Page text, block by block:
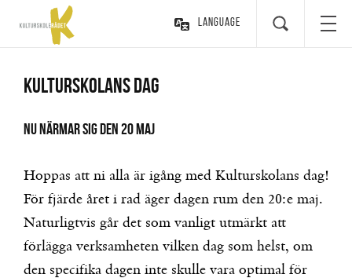
Language
Kulturskolans dag
Nu närmar sig den 20 maj
Hoppas att ni alla är igång med Kulturskolans dag!
För fjärde året i rad äger dagen rum den 20:e maj.
Naturligtvis går det som vanligt utmärkt att
förlägga verksamheten vilken dag som helst, om
den specifika dagen inte skulle vara optimal för